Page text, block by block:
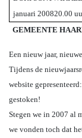
januari 200820.00
GEMEENTE
Een nieuw jaar,
Tijdens de
website gepresenteerd:
gestoken!
Stegen we in 2007 al
we vonden toch dat